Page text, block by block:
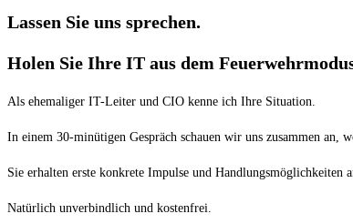
Lassen Sie uns sprechen.
Holen Sie Ihre IT aus dem
Als ehemaliger IT-Leiter und CIO kenne ich Ihre Situation.
In einem 30-minütigen Gespräch schauen wir uns zusammen an,
Sie erhalten erste konkrete Impulse und Handlungsmöglichkeiten
Natürlich unverbindlich und kostenfrei.